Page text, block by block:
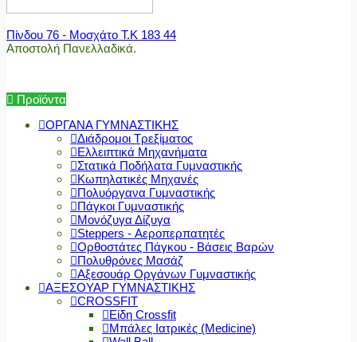
Πίνδου 76 - Μοσχάτο Τ.Κ 183 44
Αποστολή Πανελλαδικά.
Προϊόντα
ΟΡΓΑΝΑ ΓΥΜΝΑΣΤΙΚΗΣ
Διάδρομοι Τρεξίματος
Ελλειπτικά Μηχανήματα
Στατικά Ποδήλατα Γυμναστικής
Κωπηλατικές Μηχανές
Πολυόργανα Γυμναστικής
Πάγκοι Γυμναστικής
Μονόζυγα Δίζυγα
Steppers - Αεροπερπατητές
Ορθοστάτες Πάγκου - Βάσεις Βαρών
Πολυθρόνες Μασάζ
Αξεσουάρ Οργάνων Γυμναστικής
ΑΞΕΣΟΥΑΡ ΓΥΜΝΑΣΤΙΚΗΣ
CROSSFIT
Είδη Crossfit
Μπάλες Ιατρικές (Medicine)